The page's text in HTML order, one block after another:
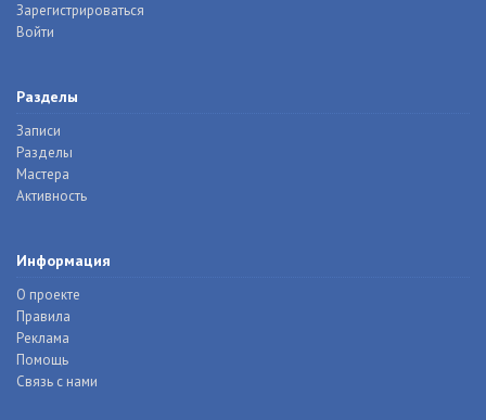
Зарегистрироваться
Войти
Разделы
Записи
Разделы
Мастера
Активность
Информация
О проекте
Правила
Реклама
Помощь
Связь с нами